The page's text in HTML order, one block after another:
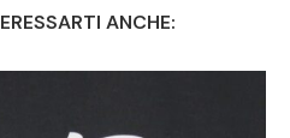
ANCHE: